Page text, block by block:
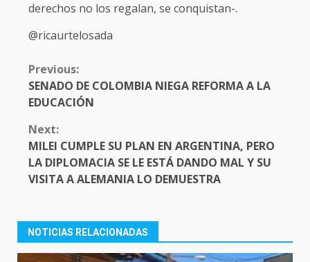
derechos no los regalan, se conquistan-.
@ricaurtelosada
CONTINUE
READING
Previous:
SENADO DE COLOMBIA NIEGA REFORMA A LA
EDUCACIÓN
Next:
MILEI CUMPLE SU PLAN EN ARGENTINA, PERO
LA DIPLOMACIA SE LE ESTÁ DANDO MAL Y SU
VISITA A ALEMANIA LO DEMUESTRA
NOTICIAS RELACIONADAS